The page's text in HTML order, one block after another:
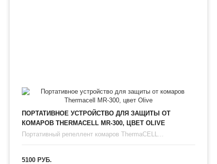
ПОРТАТИВНОЕ УСТРОЙСТВО ДЛЯ ЗАЩИТЫ ОТ
КОМАРОВ THERMAСЕLL MR-300, ЦВЕТ OLIVE
Портативный репеллент комаров ThermaCELL...
5100 РУБ.